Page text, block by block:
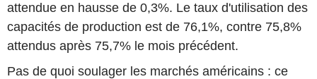
attendue en hausse de 0,3%. Le taux d'utilisation des
capacités de production est de 76,1%, contre 75,8%
attendus après 75,7% le mois précédent.
Pas de quoi soulager les marchés américains : ce